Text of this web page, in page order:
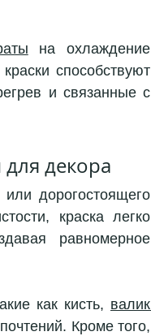
на охлаждение
способствуют
и связанные с
декора
дорогостоящего
краска легко
равномерное
как кисть, валик
Кроме того,